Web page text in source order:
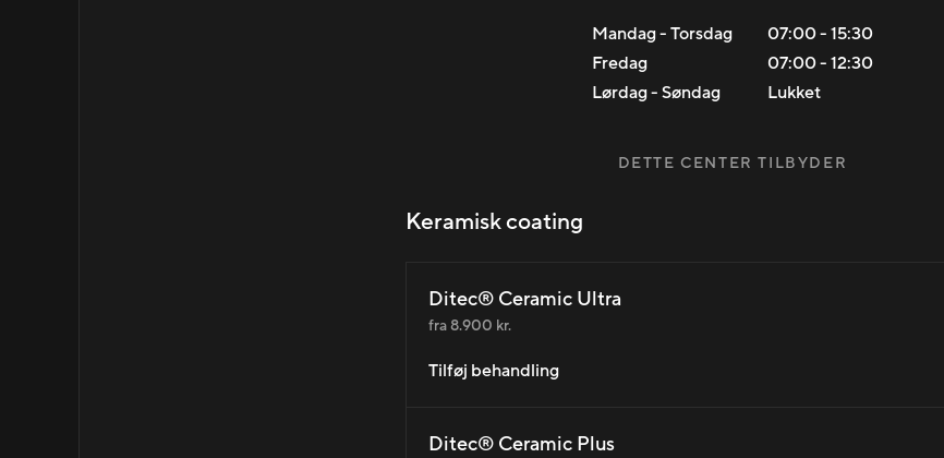
Mandag - Torsdag 07:00- 15:30
Fredag
07:00- 12:30
Lørdag - Søndag
Lukket
DETTE CENTER TILBYDER
Keramisk coating
Ditec® Ceramic Ultra
fra 8.900 kr.
Tilføj behandling
Ditec® Ceramic Plus